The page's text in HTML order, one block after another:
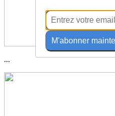
...
M'abonner